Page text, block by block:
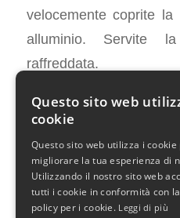
velocemente coprite
alluminio. Servite
raffreddata.
GIUGNO 29, 2026 / 0 COMMENTI /
Questo sito web
cookie
Questo sito web utilizza i cookie
migliorare la tua esperienza di
Utilizzando il nostro sito web
tutti i cookie in conformità con
policy per i cookie. Leggi di più